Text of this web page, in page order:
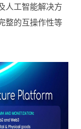
人工智能解决方
整的互操作性等